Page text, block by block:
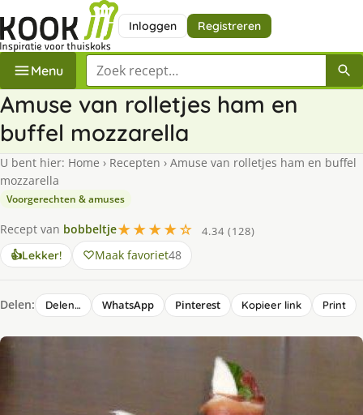
Inloggen Registreren
Menu Zoek een recept
Amuse van rolletjes ham en
buffel mozzarella
U bent hier: Home › Recepten › Amuse van rolletjes ham en buffel
mozzarella
Voorgerechten & amuses
Recept van bobbeltje★★★★☆
4.34 (128)
👍Lekker! Maak favoriet48
Delen: Delen… WhatsApp Pinterest Kopieer link Print